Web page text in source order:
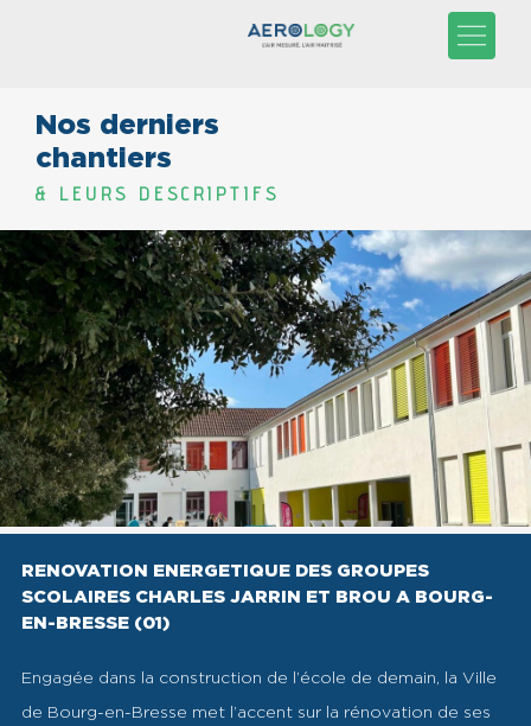
Nos derniers
chantiers
& LEURS DESCRIPTIFS
RENOVATION ENERGETIQUE DES GROUPES
SCOLAIRES CHARLES JARRIN ET BROU A BOURG-
EN-BRESSE (01)
Engagée dans la construction de l’école de demain, la Ville
de Bourg-en-Bresse met l’accent sur la rénovation de ses